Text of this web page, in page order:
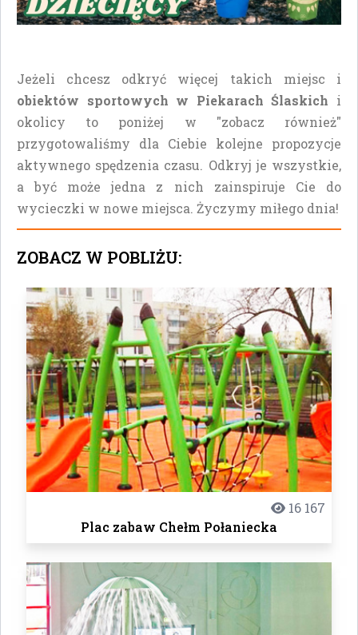
Jeżeli chcesz odkryć więcej takich miejsc i
obiektów sportowych w Piekarach Ślaskich i
okolicy to poniżej w "zobacz również"
przygotowaliśmy dla Ciebie kolejne propozycje
aktywnego spędzenia czasu. Odkryj je wszystkie,
a być może jedna z nich zainspiruje Cie do
wycieczki w nowe miejsca. Życzymy miłego dnia!
ZOBACZ W POBLIŻU:
16 167
Plac zabaw Chełm Połaniecka